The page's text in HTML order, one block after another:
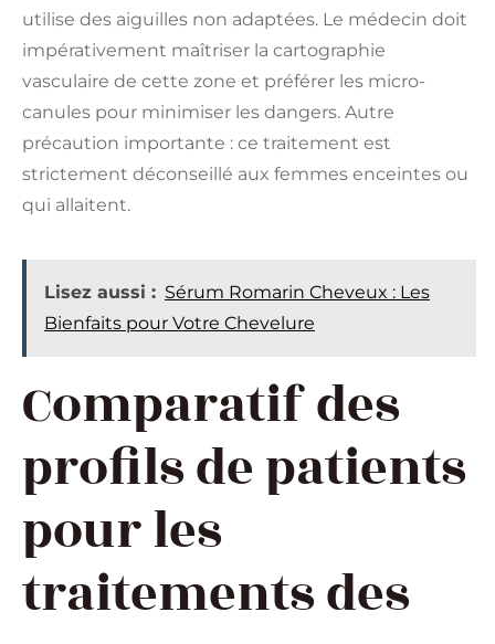
utilise des aiguilles non adaptées. Le médecin doit
impérativement maîtriser la cartographie
vasculaire de cette zone et préférer les micro-
canules pour minimiser les dangers. Autre
précaution importante : ce traitement est
strictement déconseillé aux femmes enceintes ou
qui allaitent.
Lisez aussi : Sérum Romarin Cheveux : Les
Bienfaits pour Votre Chevelure
Comparatif des
profils de patients
pour les
traitements des